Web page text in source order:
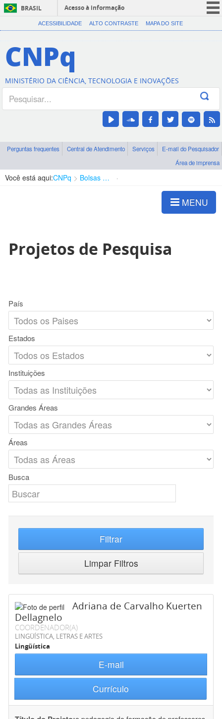
BRASIL
Acesso à informação
CORONAVÍRUS (COVID-19)
Canais
ACESSIBILIDADE ALTO CONTRASTE MAPA DO SITE
CNPq
MINISTÉRIO DA CIÊNCIA, TECNOLOGIA E INOVAÇÕES
Perguntas frequentes Central de Atendimento Serviços
E-mail do Pesquisador
Área de imprensa
Você está aqui:CNPq Bolsas e Auxílios Vigentes
MENU
Projetos de Pesquisa
País
Estados
Instituições
Grandes Áreas
Áreas
Busca
Filtrar
Limpar Filtros
Adriana de Carvalho Kuerten
Dellagnelo
COORDENADOR(A)
LINGÜÍSTICA, LETRAS E ARTES
Lingüística
E-mail
Currículo